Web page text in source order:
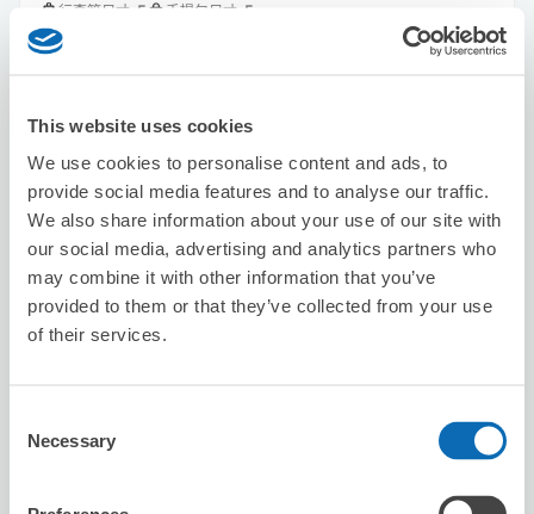
This website uses cookies
We use cookies to personalise content and ads, to
provide social media features and to analyse our traffic.
We also share information about your use of our site with
our social media, advertising and analytics partners who
may combine it with other information that you’ve
provided to them or that they’ve collected from your use
of their services.
Selection
Necessary
行李箱尺寸 5 手提包尺寸 5
預約此店舖
Karaoke Manekineko Sapporo Eki
Nishiguchi
从sapporo站步行3分钟。